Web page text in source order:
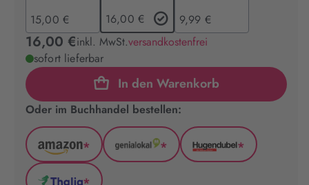
15,00 €
16,00 €
9,99 €
16,00 €inkl. MwSt.versandkostenfrei
sofort lieferbar
In den Warenkorb
Oder im Buchhandel bestellen:
Amazon
(wird
*
GenialLokal
*
Hugendubel
*